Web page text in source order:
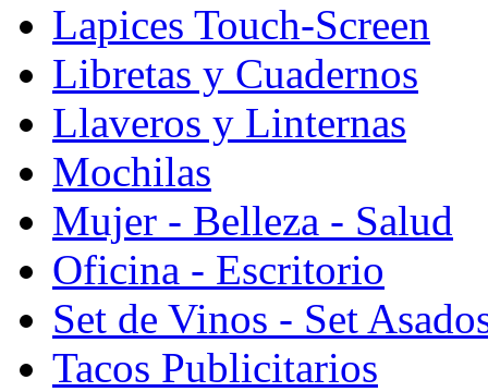
Lapices Touch-Screen
Libretas y Cuadernos
Llaveros y Linternas
Mochilas
Mujer - Belleza - Salud
Oficina - Escritorio
Set de Vinos - Set
Tacos Publicitarios